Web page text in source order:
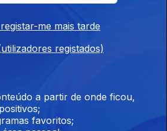
embaixadora de Cabo
Apresentação do livro
das Negociações para a
Jamsheed Marker, e
me mais tarde
registados)
a partir de onde ficou,
favoritos;